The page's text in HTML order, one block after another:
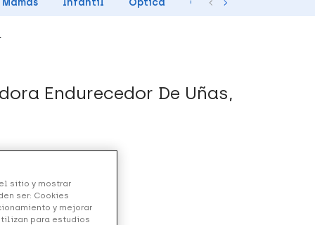
Endurecedor De Uñas,
sitio y mostrar
ser: Cookies
y mejorar
para estudios